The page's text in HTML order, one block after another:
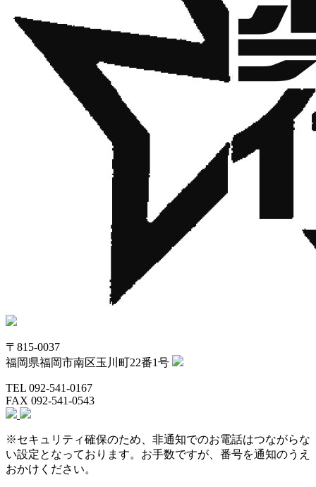
〒815-0037
福岡県福岡市南区玉川町22番1号
TEL 092-541-0167
FAX 092-541-0543
※セキュリティ確保のため、非通知でのお電話はつながらな
い設定となっております。お手数ですが、番号を通知のうえ
おかけください。